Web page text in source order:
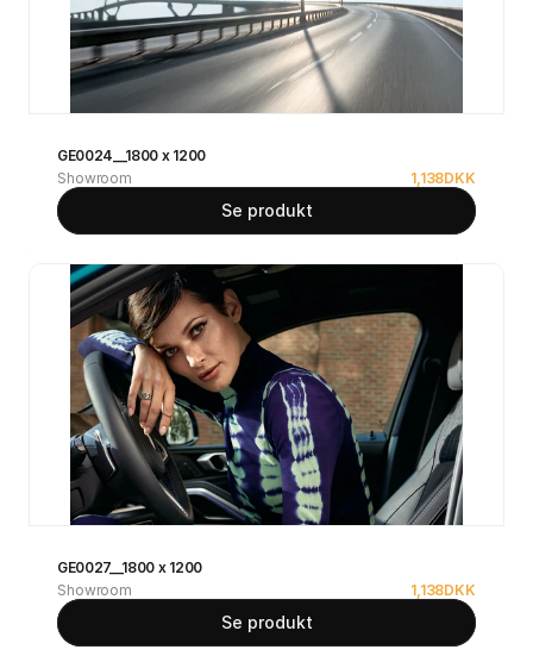
GE0024__1800 x 1200
Showroom
1,138DKK
Se produkt
GE0027__1800 x 1200
Showroom
1,138DKK
Se produkt